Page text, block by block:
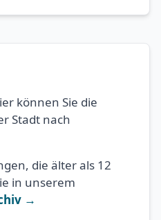
können Sie die
Stadt nach
die älter als 12
in unserem
→